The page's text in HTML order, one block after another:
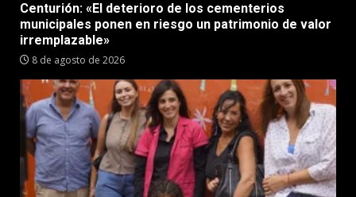
Centurión: «El deterioro de los cementerios
municipales ponen en riesgo un patrimonio de valor
irremplazable»
8 de agosto de 2026